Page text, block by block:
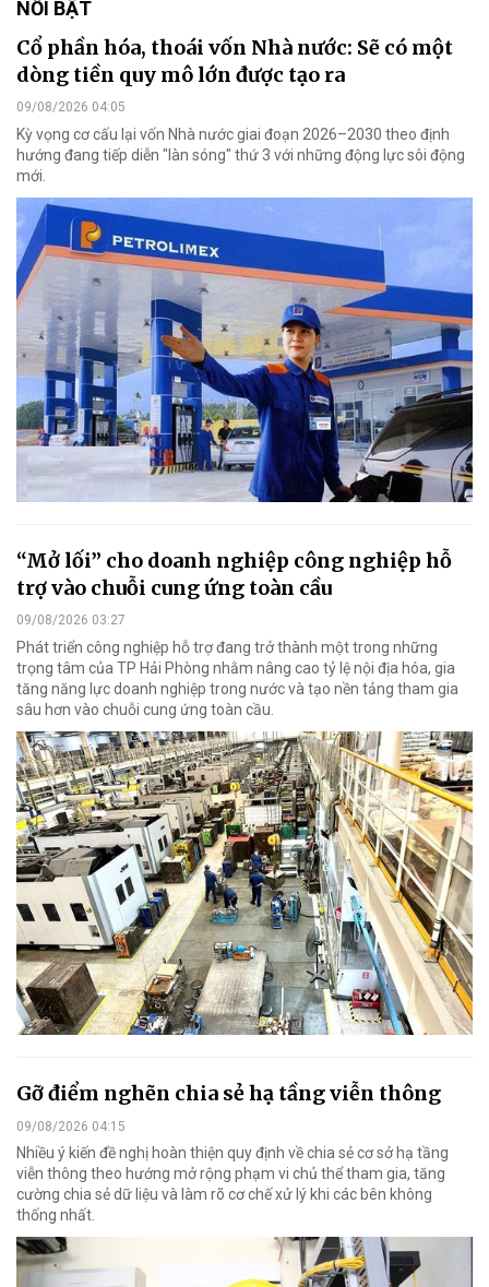
NỔI BẬT
Cổ phần hóa, thoái vốn Nhà nước: Sẽ có một
dòng tiền quy mô lớn được tạo ra
09/08/2026 04:05
Kỳ vọng cơ cấu lại vốn Nhà nước giai đoạn 2026–2030 theo định
hướng đang tiếp diễn "làn sóng" thứ 3 với những động lực sôi động
mới.
“Mở lối” cho doanh nghiệp công nghiệp hỗ
trợ vào chuỗi cung ứng toàn cầu
09/08/2026 03:27
Phát triển công nghiệp hỗ trợ đang trở thành một trong những
trọng tâm của TP Hải Phòng nhằm nâng cao tỷ lệ nội địa hóa, gia
tăng năng lực doanh nghiệp trong nước và tạo nền tảng tham gia
sâu hơn vào chuỗi cung ứng toàn cầu.
Gỡ điểm nghẽn chia sẻ hạ tầng viễn thông
09/08/2026 04:15
Nhiều ý kiến đề nghị hoàn thiện quy định về chia sẻ cơ sở hạ tầng
viễn thông theo hướng mở rộng phạm vi chủ thể tham gia, tăng
cường chia sẻ dữ liệu và làm rõ cơ chế xử lý khi các bên không
thống nhất.